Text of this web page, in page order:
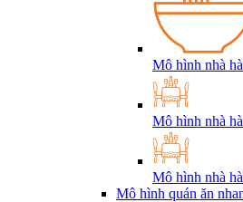
Mô hình nhà
Mô hình nhà
Mô hình nhà
Mô hình quán ăn